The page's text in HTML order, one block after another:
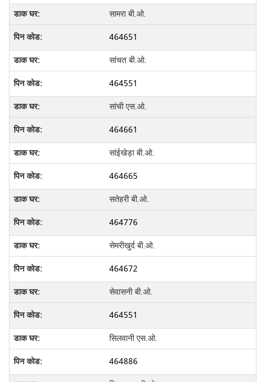
सामरा बी.ओ.
464651
सांचत बी.ओ.
464551
सांची एस.ओ.
464661
सांईखेड़ा बी.ओ.
464665
सतेहरी बी.ओ.
464776
सेमरीखुर्द बी.ओ.
464672
सेवासनी बी.ओ.
464551
सिलवानी एस.ओ.
464886